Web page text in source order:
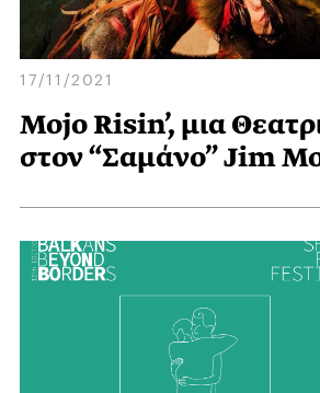
17/11/2021
Mojo Risin’, μια
στον “Σαμάνο” Jim